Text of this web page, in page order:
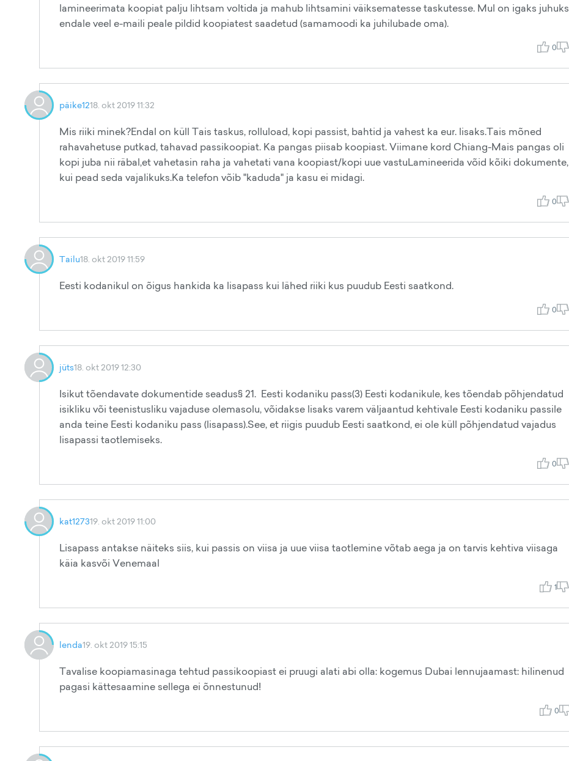
lamineerimata koopiat palju lihtsam voltida ja mahub lihtsamini väiksematesse taskutesse. Mul on igaks juhuks
endale veel e-maili peale pildid koopiatest saadetud (samamoodi ka juhilubade oma).
0
päike1218. okt 2019 11:32
Mis riiki minek?Endal on küll Tais taskus, rolluload, kopi passist, bahtid ja vahest ka eur. lisaks.Tais mõned
rahavahetuse putkad, tahavad passikoopiat. Ka pangas piisab koopiast. Viimane kord Chiang-Mais pangas oli
kopi juba nii räbal,et vahetasin raha ja vahetati vana koopiast/kopi uue vastuLamineerida võid kõiki dokumente,
kui pead seda vajalikuks.Ka telefon võib "kaduda" ja kasu ei midagi.
0
Tailu18. okt 2019 11:59
Eesti kodanikul on õigus hankida ka lisapass kui lähed riiki kus puudub Eesti saatkond.
0
jüts18. okt 2019 12:30
Isikut tõendavate dokumentide seadus§ 21. Eesti kodaniku pass(3) Eesti kodanikule, kes tõendab põhjendatud
isikliku või teenistusliku vajaduse olemasolu, võidakse lisaks varem väljaantud kehtivale Eesti kodaniku passile
anda teine Eesti kodaniku pass (lisapass).See, et riigis puudub Eesti saatkond, ei ole küll põhjendatud vajadus
lisapassi taotlemiseks.
0
kat127319. okt 2019 11:00
Lisapass antakse näiteks siis, kui passis on viisa ja uue viisa taotlemine võtab aega ja on tarvis kehtiva viisaga
käia kasvõi Venemaal
1
lenda19. okt 2019 15:15
Tavalise koopiamasinaga tehtud passikoopiast ei pruugi alati abi olla: kogemus Dubai lennujaamast: hilinenud
pagasi kättesaamine sellega ei õnnestunud!
0